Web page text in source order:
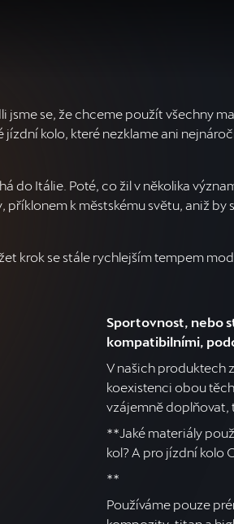
jsme se, že chceme použít všechny
kolo, které nezklame ani
do Itálie. Poté, co žil v několika
k městskému světu, aniž by
krok se stále rychlejším tempem
Sportovnost, nebo
kompatibilními,
V našich produktech
koexistenci obou
vzájemně doplňovat,
**Jaké materiály
kol? A pro jízdní kolo
**
Používáme pouze